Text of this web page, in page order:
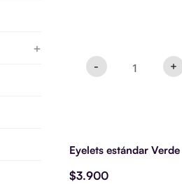
+
- +
Eyelets estándar Verde
$3.900